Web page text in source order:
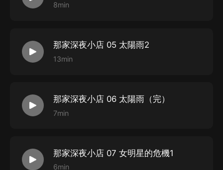
8min
那家深夜小店 05 太陽雨2
13min
那家深夜小店 06 太陽雨（完）
7min
那家深夜小店 07 女明星的危機1
6min